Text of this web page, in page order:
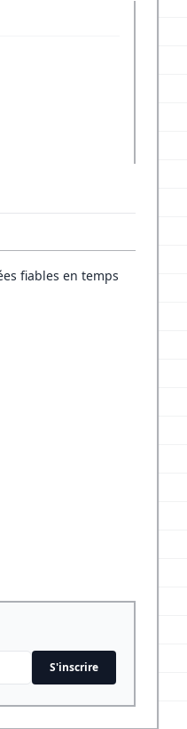
fiables en temps
S'inscrire